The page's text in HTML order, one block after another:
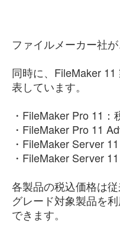
ファイルメーカー社
同時に、FileMaker
表しています。
・FileMaker Pro 11：
・FileMaker Pro 11
・FileMaker Server
・FileMaker Server
各製品の税込価格は
グレード対象製品を
できます。